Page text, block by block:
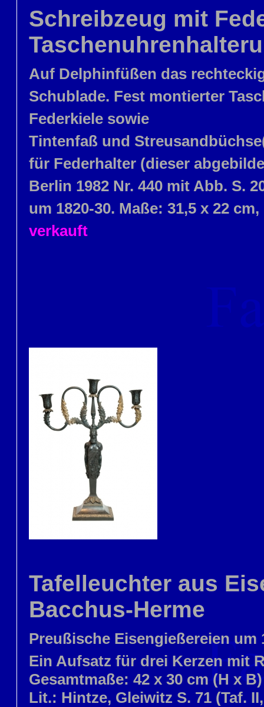
Schreibzeug mit
Auf Delphinfüßen das
Schublade. Fest montierter
Federkiele sowie
Tintenfaß und
für Federhalter (dieser
Berlin 1982 Nr. 440 mit Abb. S.
um 1820-30. Maße: 31,5 x 22
verkauft
Tafelleuchter aus
Bacchus-Herme
Preußische Eisengießereien um
Ein Aufsatz für drei Kerzen mit
Gesamtmaße: 42 x 30 cm (H x B)
Lit.: Hintze, Gleiwitz S. 71 (Taf.